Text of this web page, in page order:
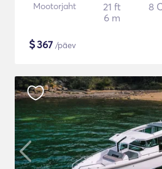
Mootorjaht
21 ft
6 m
8
$367 /päev